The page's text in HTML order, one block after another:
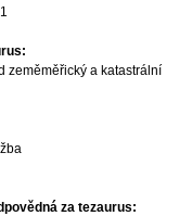
zeměměřický a katastrální
za tezaurus: